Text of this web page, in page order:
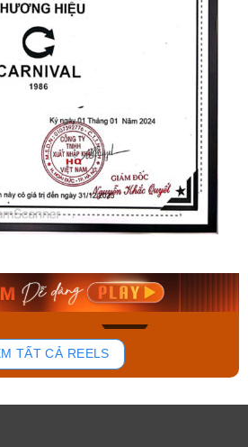
154
Casio Nam MTS-
Mua ngay
TẤT CẢ REELS